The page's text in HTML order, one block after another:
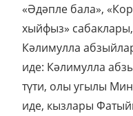
«Әдәпле бала»,
хыйфыз»
Кәлимулла
иде: Кәлимулла
түти, олы угылы
иде, кызлары